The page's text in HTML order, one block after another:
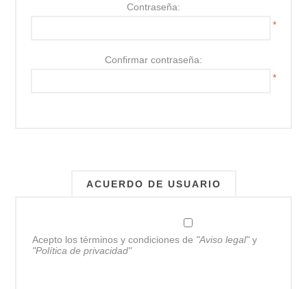
Contraseña:
*
Confirmar contraseña:
*
ACUERDO DE USUARIO
Acepto los términos y condiciones de "Aviso legal"y
"Política de privacidad"